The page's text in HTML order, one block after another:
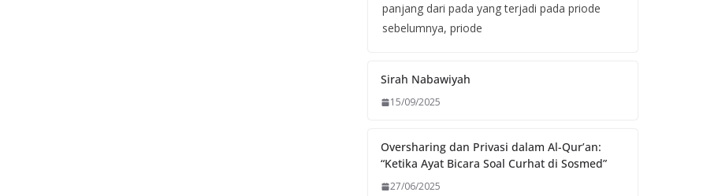
panjang dari pada yang terjadi pada priode
sebelumnya, priode
Sirah Nabawiyah
15/09/2025
Oversharing dan Privasi dalam Al-Qur’an:
“Ketika Ayat Bicara Soal Curhat di Sosmed”
27/06/2025